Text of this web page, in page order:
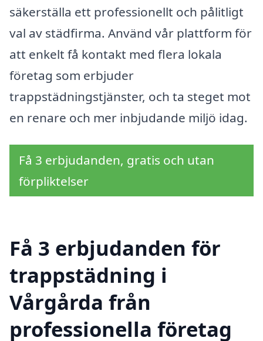
säkerställa ett professionellt och pålitligt
val av städfirma. Använd vår plattform för
att enkelt få kontakt med flera lokala
företag som erbjuder
trappstädningstjänster, och ta steget mot
en renare och mer inbjudande miljö idag.
Få 3 erbjudanden, gratis och utan
förpliktelser
Få 3 erbjudanden för
trappstädning i
Vårgårda från
professionella företag